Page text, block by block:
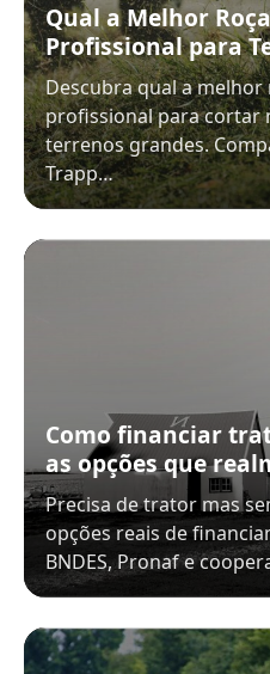
Qual a Melhor
Profissional para
Descubra qual a
profissional para cortar
terrenos grandes.
Trapp…
Como financiar
as opções que
Precisa de trator mas
opções reais de
BNDES, Pronaf e